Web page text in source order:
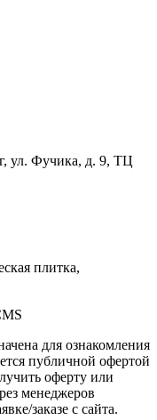
, ул. Фучика, д. 9, ТЦ
плитка,
для ознакомления
публичной офертой
оферту или
менеджеров
заказе с сайта.